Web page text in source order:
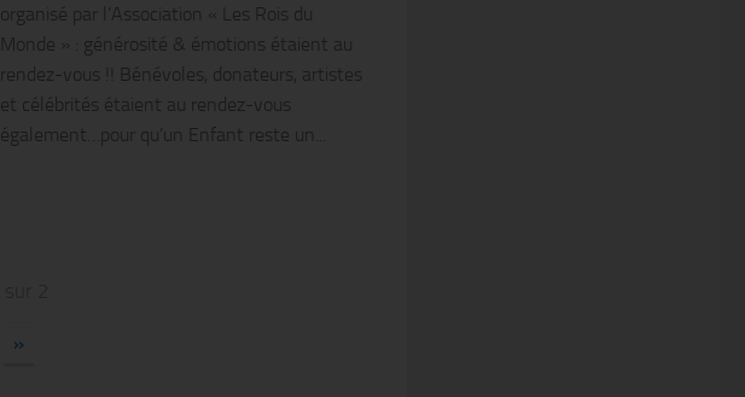
organisé par l’Association « Les Rois du
Monde » : générosité & émotions étaient au
rendez-vous !! Bénévoles, donateurs, artistes
et célébrités étaient au rendez-vous
également…pour qu’un Enfant reste un...
»